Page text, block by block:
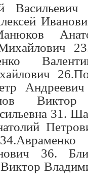
Виктор
31.
36.